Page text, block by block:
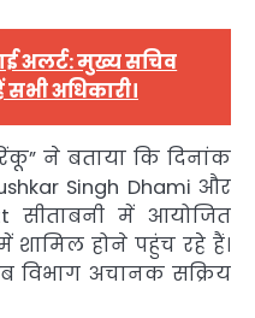
अलर्ट: मुख्य सचिव
अधिकारी।
ने बताया कि दिनांक
Singh Dhami और
सीताबनी में आयोजित
शामिल होने पहुंच रहे हैं।
विभाग अचानक सक्रिय